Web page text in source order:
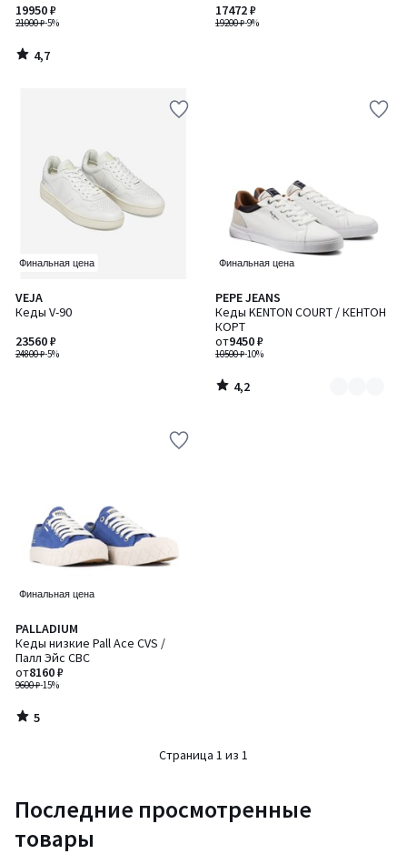
21000 ₽-5%
19950 ₽
4,7
/
19200 ₽-9%
17472 ₽
Финальная цена
VEJA
Кеды V-90
24800 ₽-5%
23560 ₽
Финальная цена
PEPE JEANS
Кеды KENTON COURT / КЕНТОН
КОРТ
10500 ₽-10%
от9450 ₽
4,2
/ 5
Количество
цветов:
2
4,2
/
Финальная цена
PALLADIUM
Кеды низкие Pall Ace CVS /
Палл Эйс СВС
9600 ₽-15%
от8160 ₽
5
/
5
5
/
Страница 1 из 1
Последние просмотренные
товары